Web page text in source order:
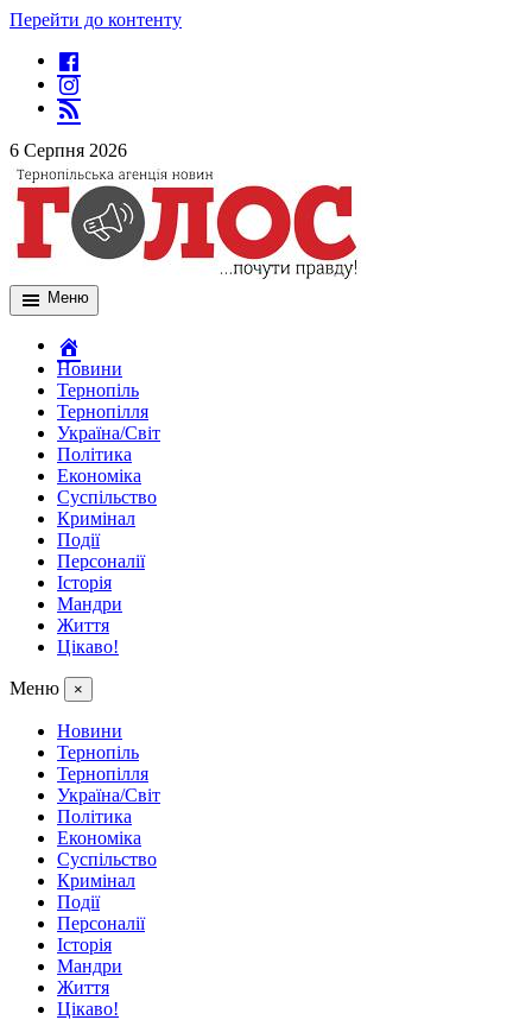
Перейти до контенту
6 Серпня 2026
Меню
Новини
Тернопіль
Тернопілля
Україна/Світ
Політика
Економіка
Суспільство
Кримінал
Події
Персоналії
Історія
Мандри
Життя
Цікаво!
Меню ×
Новини
Тернопіль
Тернопілля
Україна/Світ
Політика
Економіка
Суспільство
Кримінал
Події
Персоналії
Історія
Мандри
Життя
Цікаво!